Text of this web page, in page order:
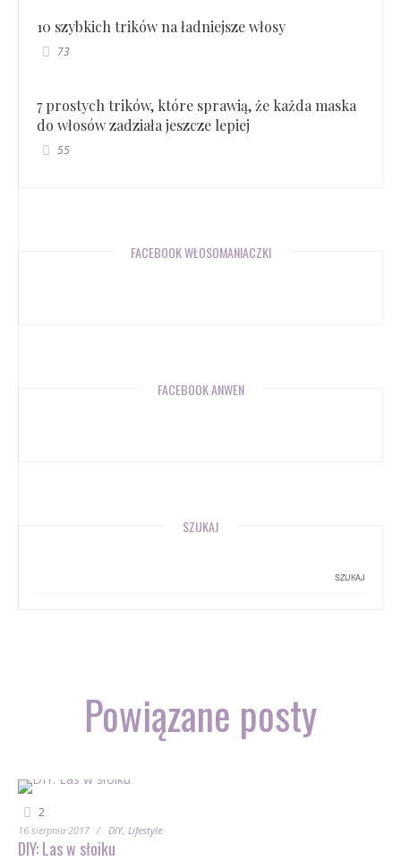
10 szybkich trików na ładniejsze włosy
73
7 prostych trików, które sprawią, że każda maska
do włosów zadziała jeszcze lepiej
55
FACEBOOK WŁOSOMANIACZKI
FACEBOOK ANWEN
SZUKAJ
Powiązane posty
2
16 sierpnia 2017 DIY Lifestyle
DIY: Las w słoiku